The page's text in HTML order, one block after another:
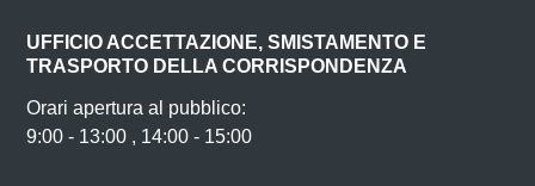
UFFICIO ACCETTAZIONE, SMISTAMENTO E
TRASPORTO DELLA CORRISPONDENZA
Orari apertura al pubblico:
9:00 - 13:00 , 14:00 - 15:00